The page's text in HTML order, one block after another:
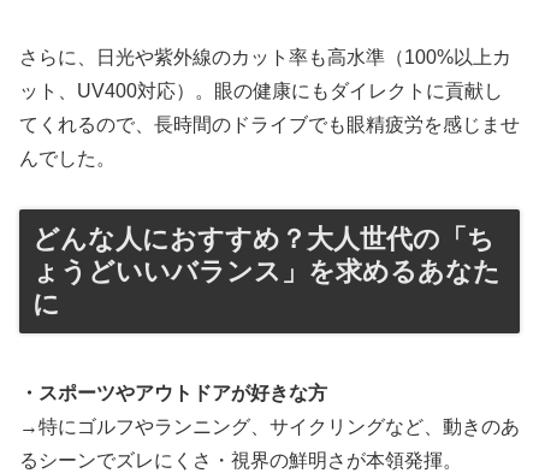
さらに、日光や紫外線のカット率も高水準（100%以上カ
ット、UV400対応）。眼の健康にもダイレクトに貢献し
てくれるので、長時間のドライブでも眼精疲労を感じませ
んでした。
どんな人におすすめ？大人世代の「ち
ょうどいいバランス」を求めるあなた
に
・スポーツやアウトドアが好きな方
→特にゴルフやランニング、サイクリングなど、動きのあ
るシーンでズレにくさ・視界の鮮明さが本領発揮。